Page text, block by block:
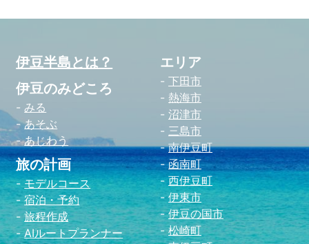
伊豆半島とは？
伊豆のみどころ
みる
あそぶ
あじわう
旅の計画
モデルコース
宿泊・予約
旅程作成
AIルートプランナー
エリア
下田市
熱海市
沼津市
三島市
南伊豆町
函南町
西伊豆町
伊東市
伊豆の国市
松崎町